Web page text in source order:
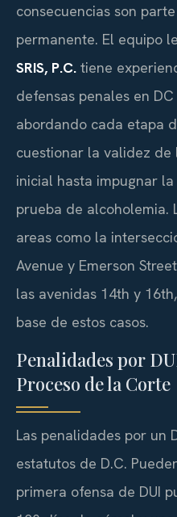
consecuencias son
permanente. El equipo
SRIS, P.C. tiene
defensas penales en
abordando cada etapa
cuestionar la validez
inicial hasta impugnar
prueba de alcoholemia.
areas como la
Avenue y Emerson
las avenidas 14th y
base de estos casos.
Penalidades por
Proceso de la Corte
Las penalidades por un
estatutos de D.C.
primera ofensa de DUI